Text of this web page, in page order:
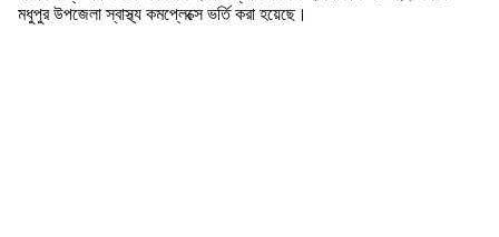
মধুপুর উপজেলা স্বাস্থ্য কমপ্লেক্সে ভর্তি করা হয়েছে।